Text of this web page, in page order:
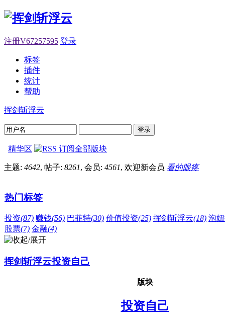
注册V67257595 登录
标签
插件
统计
帮助
挥剑斩浮云
登录
精华区
主题: 4642, 帖子: 8261, 会员: 4561, 欢迎新会员 看的眼疼
热门标签
投资(87) 赚钱(56) 巴菲特(30) 价值投资(25) 挥剑斩浮云(18) 泡
股票(7) 金融(4)
挥剑斩浮云投资自己
版块
投资自己